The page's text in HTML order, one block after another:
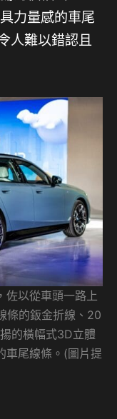
力量感的車尾
人難以錯認且
佐以從車頭一路上
條的鈑金折線、20
的橫幅式3D立體
車尾線條。(圖片提